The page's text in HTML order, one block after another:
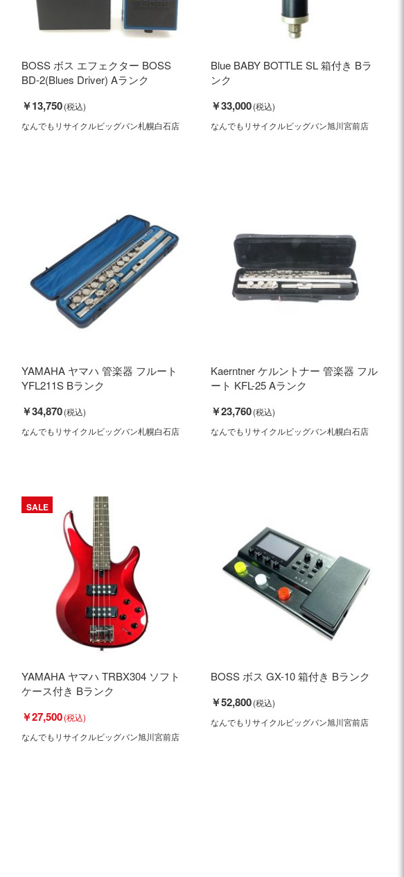
BOSS ボス エフェクター BOSS
BD-2(Blues Driver) Aランク
￥13,750
なんでもリサイクルビッグバン札幌白石店
Blue BABY BOTTLE SL 箱付き Bラ
ンク
￥33,000
なんでもリサイクルビッグバン旭川宮前店
YAMAHA ヤマハ 管楽器 フルート
YFL211S Bランク
￥34,870
なんでもリサイクルビッグバン札幌白石店
Kaerntner ケルントナー 管楽器 フル
ート KFL-25 Aランク
￥23,760
なんでもリサイクルビッグバン札幌白石店
YAMAHA ヤマハ TRBX304 ソフト
ケース付き Bランク
￥27,500
SALE
なんでもリサイクルビッグバン旭川宮前店
BOSS ボス GX-10 箱付き Bランク
￥52,800
なんでもリサイクルビッグバン旭川宮前店